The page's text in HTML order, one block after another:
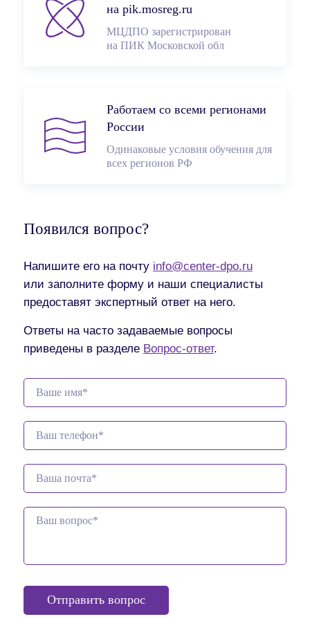
на pik.mosreg.ru
МЦДПО зарегистрирован
на ПИК Московской обл
Работаем со всеми регионами
России
Одинаковые условия обучения для
всех регионов РФ
Появился вопрос?
Напишите его на почту info@center-dpo.ru
или заполните форму и наши специалисты
предоставят экспертный ответ на него.
Ответы на часто задаваемые вопросы
приведены в разделе Вопрос-ответ.
Отправить вопрос